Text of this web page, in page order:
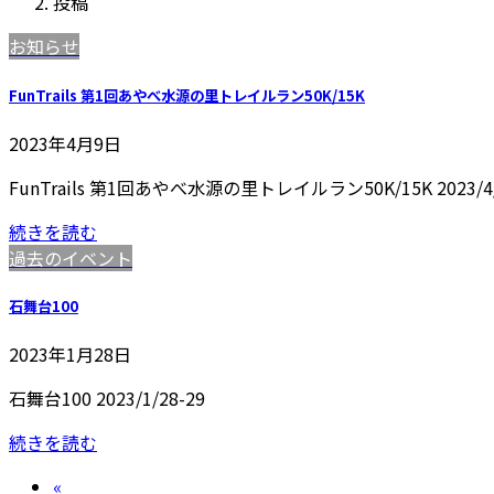
お知らせ
FunTrails 第1回あやべ水源の里トレイルラン50K/15K
2023年4月9日
FunTrails 第1回あやべ水源の里トレイルラン50K/15K 2023/
続きを読む
過去のイベント
石舞台100
2023年1月28日
石舞台100 2023/1/28-29
続きを読む
«